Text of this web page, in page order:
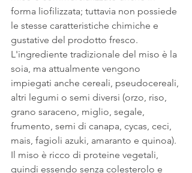
forma liofilizzata; tuttavia non possiede
le stesse caratteristiche chimiche e
gustative del prodotto fresco.
L'ingrediente tradizionale del miso è la
soia, ma attualmente vengono
impiegati anche cereali, pseudocereali,
altri legumi o semi diversi (orzo, riso,
grano saraceno, miglio, segale,
frumento, semi di canapa, cycas, ceci,
mais, fagioli azuki, amaranto e quinoa).
Il miso è ricco di proteine vegetali,
quindi essendo senza colesterolo e